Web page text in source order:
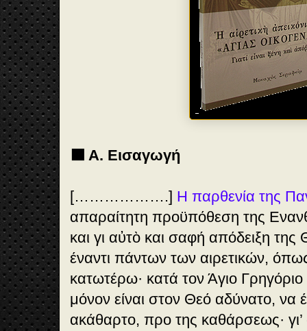
🟧 Α. Εισαγωγή
[……………….] Η παρθενία της
απαραίτητη προϋπόθεση της
και γι αὐτὸ και σαφή απόδειξη της
έναντι πάντων των αιρετικών,
κατωτέρω· κατά τον Άγιο
μόνον είναι στον Θεό αδύνατο, να
ακάθαρτο, προ της καθάρσεως·